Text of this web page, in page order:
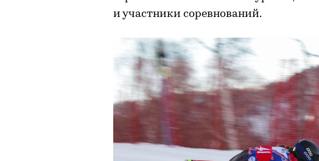
и участники соревнований.